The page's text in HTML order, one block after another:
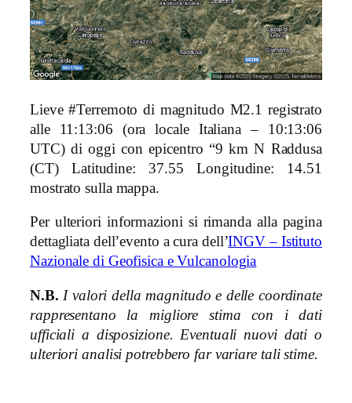
Lieve #Terremoto di magnitudo M2.1 registrato
alle 11:13:06 (ora locale Italiana – 10:13:06
UTC) di oggi con epicentro “9 km N Raddusa
(CT) Latitudine: 37.55 Longitudine: 14.51
mostrato sulla mappa.
Per ulteriori informazioni si rimanda alla pagina
dettagliata dell’evento a cura dell’INGV – Istituto
Nazionale di Geofisica e Vulcanologia
N.B. I valori della magnitudo e delle coordinate
rappresentano la migliore stima con i dati
ufficiali a disposizione. Eventuali nuovi dati o
ulteriori analisi potrebbero far variare tali stime.